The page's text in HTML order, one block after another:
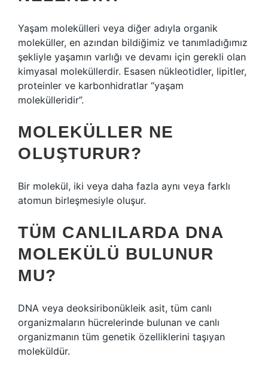
Yaşam molekülleri veya diğer adıyla organik
moleküller, en azından bildiğimiz ve tanımladığımız
şekliyle yaşamın varlığı ve devamı için gerekli olan
kimyasal moleküllerdir. Esasen nükleotidler, lipitler,
proteinler ve karbonhidratlar “yaşam
molekülleridir”.
MOLEKÜLLER NE
OLUŞTURUR?
Bir molekül, iki veya daha fazla aynı veya farklı
atomun birleşmesiyle oluşur.
TÜM CANLILARDA DNA
MOLEKÜLÜ BULUNUR
MU?
DNA veya deoksiribonükleik asit, tüm canlı
organizmaların hücrelerinde bulunan ve canlı
organizmanın tüm genetik özelliklerini taşıyan
moleküldür.